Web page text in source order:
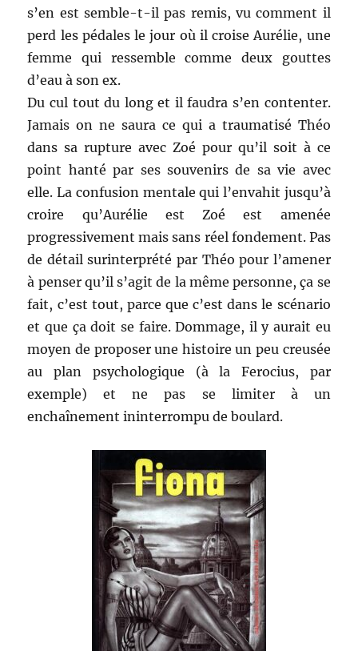
s’en est semble-t-il pas remis, vu comment il
perd les pédales le jour où il croise Aurélie, une
femme qui ressemble comme deux gouttes
d’eau à son ex.
Du cul tout du long et il faudra s’en contenter.
Jamais on ne saura ce qui a traumatisé Théo
dans sa rupture avec Zoé pour qu’il soit à ce
point hanté par ses souvenirs de sa vie avec
elle. La confusion mentale qui l’envahit jusqu’à
croire qu’Aurélie est Zoé est amenée
progressivement mais sans réel fondement. Pas
de détail surinterprété par Théo pour l’amener
à penser qu’il s’agit de la même personne, ça se
fait, c’est tout, parce que c’est dans le scénario
et que ça doit se faire. Dommage, il y aurait eu
moyen de proposer une histoire un peu creusée
au plan psychologique (à la Ferocius, par
exemple) et ne pas se limiter à un
enchaînement ininterrompu de boulard.